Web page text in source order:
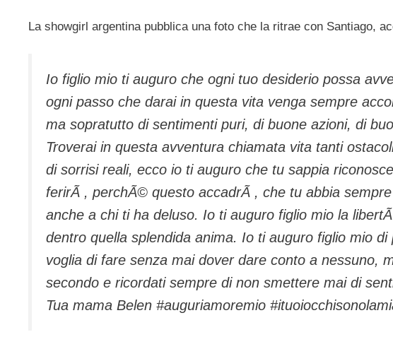
La showgirl argentina pubblica una foto che la ritrae con Santiago,
Io figlio mio ti auguro che ogni tuo desiderio possa
ogni passo che darai in questa vita venga sempre
ma sopratutto di sentimenti puri, di buone azioni, di
Troverai in questa avventura chiamata vita tanti
di sorrisi reali, ecco io ti auguro che tu sappia
ferirÃ , perchÃ© questo accadrÃ , che tu abbia
anche a chi ti ha deluso. Io ti auguro figlio mio la
dentro quella splendida anima. Io ti auguro figlio mio
voglia di fare senza mai dover dare conto a nessuno,
secondo e ricordati sempre di non smettere mai di
Tua mama Belen #auguriamoremio